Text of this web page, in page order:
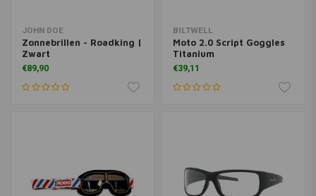
JOHN DOE
Zonnebrillen - Roadking |
Zwart
€89,90
BILTWELL
Moto 2.0 Script Goggles
Titanium
€39,11